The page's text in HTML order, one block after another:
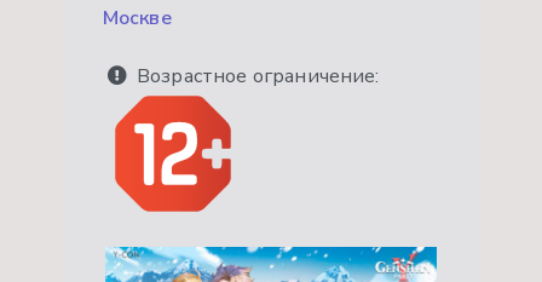
Москве
Возрастное ограничение: